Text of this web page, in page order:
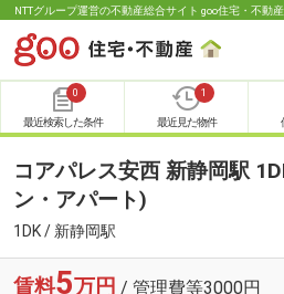
NTTグループ運営の不動産総合サイト goo住宅・不動産
0
最近検索した条件
1
最近見た物件
コアパレス安西 新静岡駅
ン・アパート)
1DK / 新静岡駅
賃料5万円 / 管理費等3000円